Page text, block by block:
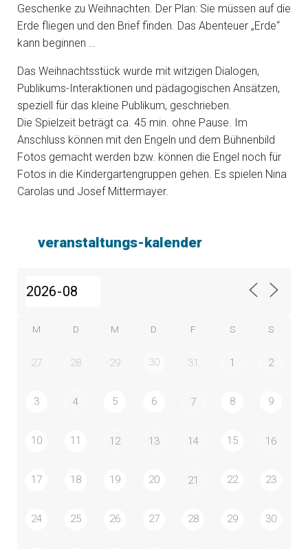
Geschenke zu Weihnachten. Der Plan: Sie müssen auf die
Erde fliegen und den Brief finden. Das Abenteuer „Erde“
kann beginnen …
Das Weihnachtsstück wurde mit witzigen Dialogen,
Publikums-Interaktionen und pädagogischen Ansätzen,
speziell für das kleine Publikum, geschrieben.
Die Spielzeit beträgt ca. 45 min. ohne Pause. Im
Anschluss können mit den Engeln und dem Bühnenbild
Fotos gemacht werden bzw. können die Engel noch für
Fotos in die Kindergartengruppen gehen. Es spielen Nina
Carolas und Josef Mittermayer.
veranstaltungs-kalender
M D M D F S S
27 28 29 30 31 1 2
3 4 5 6 7 8 9
10 11 12 13 14 15 16
17 18 19 20 21 22 23
24 25 26 27 28 29 30